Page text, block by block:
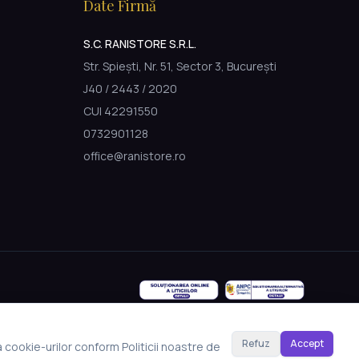
Date Firmă
S.C. RANISTORE S.R.L.
Str. Spiești, Nr. 51, Sector 3, București
J40 / 2443 / 2020
CUI 42291550
0732901128
office@ranistore.ro
cookie-urilor conform Politicii noastre de Refuz Accept
Made with Emergent